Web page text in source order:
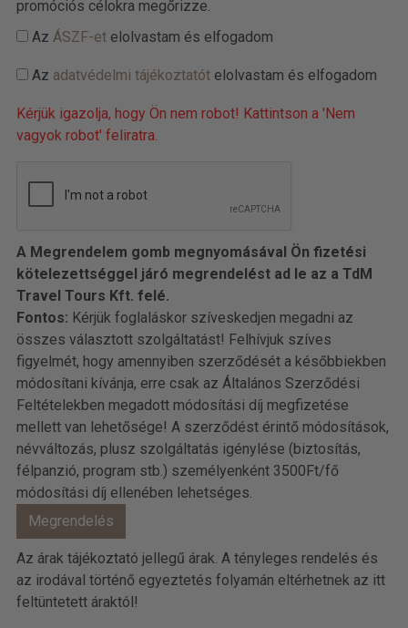
promóciós célokra megőrizze.
Az ÁSZF-etelolvastam és elfogadom
Az adatvédelmi tájékoztatótelolvastam és elfogadom
Kérjük igazolja, hogy Ön nem robot! Kattintson a 'Nem
vagyok robot' feliratra.
A Megrendelem gomb megnyomásával Ön fizetési
kötelezettséggel járó megrendelést ad le az a TdM
Travel Tours Kft. felé.
Fontos: Kérjük foglaláskor szíveskedjen megadni az
összes választott szolgáltatást! Felhívjuk szíves
figyelmét, hogy amennyiben szerződését a későbbiekben
módosítani kívánja, erre csak az Általános Szerződési
Feltételekben megadott módosítási díj megfizetése
mellett van lehetősége! A szerződést érintő módosítások,
névváltozás, plusz szolgáltatás igénylése (biztosítás,
félpanzió, program stb.) személyenként 3500Ft/fő
módosítási díj ellenében lehetséges.
Az árak tájékoztató jellegű árak. A tényleges rendelés és
az irodával történő egyeztetés folyamán eltérhetnek az itt
feltüntetett áraktól!